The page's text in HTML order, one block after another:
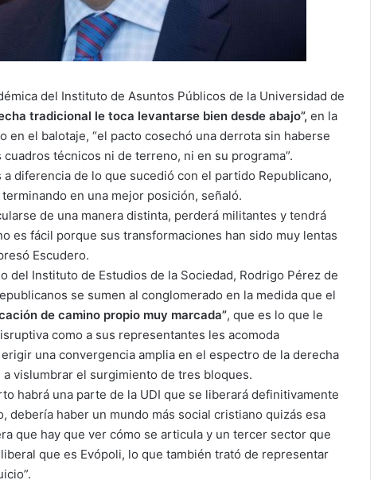
del Instituto de Asuntos Públicos de la Universidad de
tradicional le toca levantarse bien desde abajo”, en la
en el balotaje, “el pacto cosechó una derrota sin haberse
técnicos ni de terreno, ni en su programa”.
diferencia de lo que sucedió con el partido Republicano,
en una mejor posición, señaló.
de una manera distinta, perderá militantes y tendrá
es fácil porque sus transformaciones han sido muy lentas
Escudero.
del Instituto de Estudios de la Sociedad, Rodrigo Pérez de
se sumen al conglomerado en la medida que el
de camino propio muy marcada”, que es lo que le
como a sus representantes les acomoda
una convergencia amplia en el espectro de la derecha
vislumbrar el surgimiento de tres bloques.
habrá una parte de la UDI que se liberará definitivamente
debería haber un mundo más social cristiano quizás esa
que hay que ver cómo se articula y un tercer sector que
que es Evópoli, lo que también trató de representar